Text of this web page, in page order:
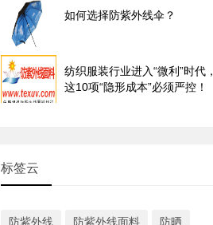
如何选择防紫外线伞？
纺织服装行业进入“微利”时代，
这10项“隐形成本”必须严控！
标签云
防紫外线 防紫外线面料 防晒